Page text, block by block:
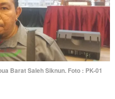
Barat Saleh Siknun. Foto : PK-01